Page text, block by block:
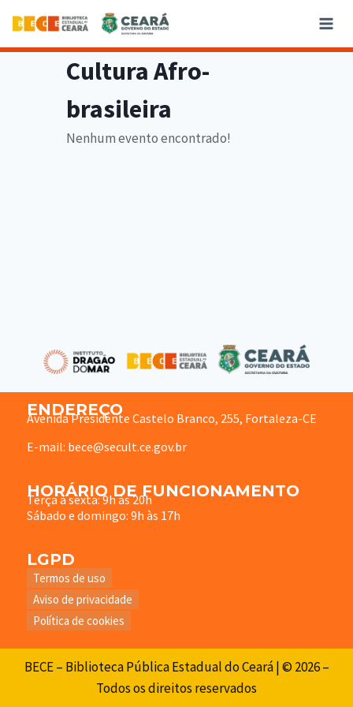
Cultura Afro-
brasileira
Nenhum evento encontrado!
ENDEREÇO
Avenida Presidente Castelo Branco, 255, Fortaleza-CE
E-mail: bece@secult.ce.gov.br
HORÁRIO DE FUNCIONAMENTO
Terça à sexta: 9h às 20h
Sábado e domingo: 9h às 17h
LGPD
Termos de uso
Aviso de privacidade
Política de cookies
BECE – Biblioteca Pública Estadual do Ceará | © 2026 –
Todos os direitos reservados